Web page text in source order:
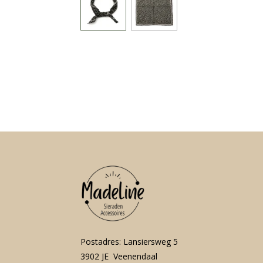
Postadres: Lansiersweg 5
3902 JE Veenendaal